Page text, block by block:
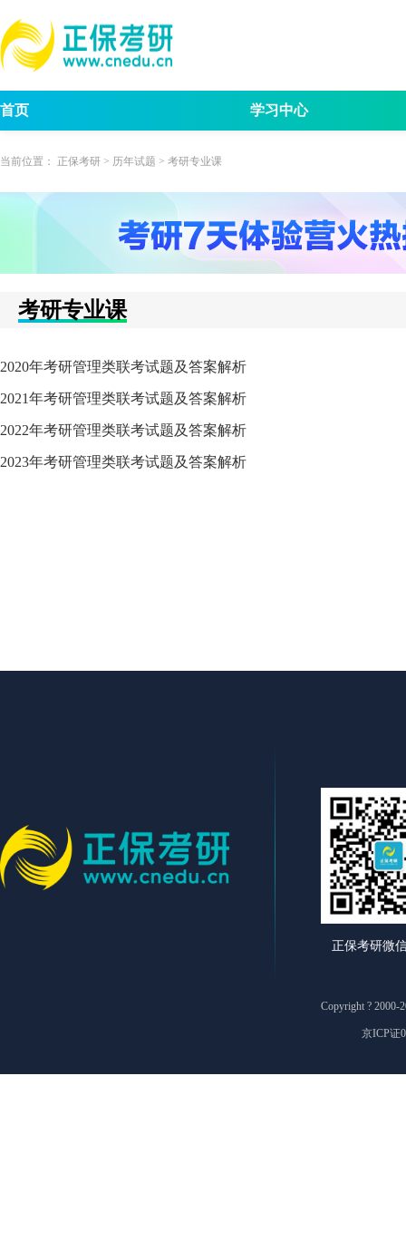
首页 学习中心
招生简章
当前位置： 正保考研 > 历年试题 > 考研专业课
考研专业课
2020年考研管理类联考试题及答案解析
2021年考研管理类联考试题及答案解析
2022年考研管理类联考试题及答案解析
2023年考研管理类联考试题及答案解析
正保考研微
Copyright ?
京ICP证